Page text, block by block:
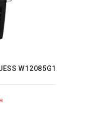
W12085G1